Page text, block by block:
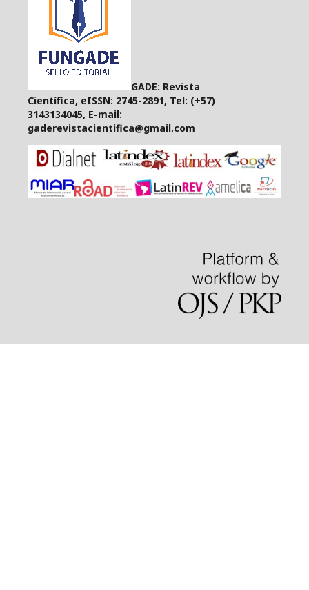
GADE: Revista
Científica, eISSN: 2745-2891, Tel: (+57)
3143134045, E-mail:
gaderevistacientifica@gmail.com